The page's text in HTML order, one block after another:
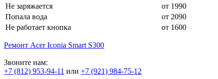
Не заряжается
от 1990
Попала вода
от 2090
Не работает кнопка
от 1600
Ремонт Acer Iconia Smart S300
Звоните нам:
+7 (812) 953-94-11 или +7 (921) 984-75-12